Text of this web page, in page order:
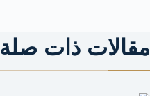
مقالات ذات صلة